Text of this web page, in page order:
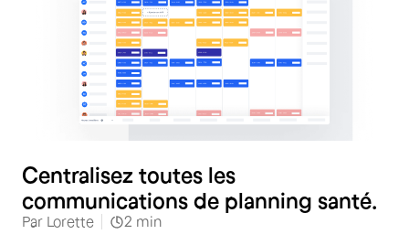
Centralisez toutes les
communications de planning santé.
Par Lorette 2 min